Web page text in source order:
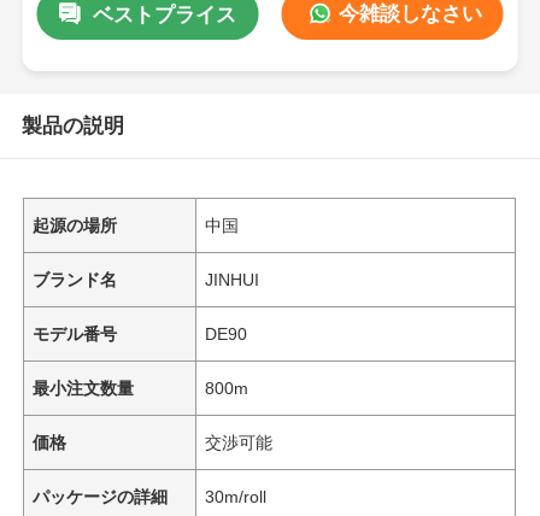
ベストプライス 今雑談しなさい
製品の説明
起源の場所 中国
ブランド名 JINHUI
モデル番号 DE90
最小注文数量 800m
価格 交渉可能
パッケージの詳細 30m/roll